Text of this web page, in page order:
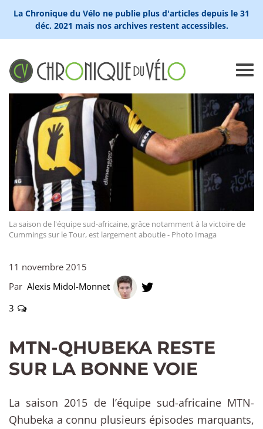
La Chronique du Vélo ne publie plus d'articles depuis le 31
déc. 2021 mais nos archives restent accessibles.
La saison de l'équipe sud-africaine, grâce notamment à la victoire de
Cummings sur le Tour, est largement aboutie - Photo Imaga
11 novembre 2015
Par Alexis Midol-Monnet
3
MTN-QHUBEKA RESTE
SUR LA BONNE VOIE
La saison 2015 de l’équipe sud-africaine MTN-
Qhubeka a connu plusieurs épisodes marquants,